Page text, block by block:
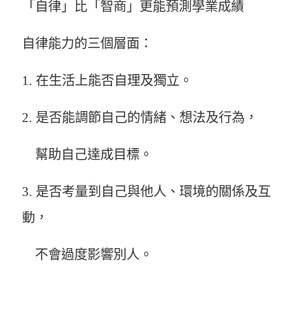
「自律」比「智商」更能預測學業成績
自律能力的三個層面：
1. 在生活上能否自理及獨立。
2. 是否能調節自己的情緒、想法及行為，
幫助自己達成目標。
3. 是否考量到自己與他人、環境的關係及互
動，
不會過度影響別人。